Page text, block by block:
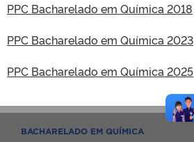
PPC Bacharelado em Química 2018
PPC Bacharelado em Química 2023
PPC Bacharelado em Química 2025
BACHARELADO EM QUÍMICA